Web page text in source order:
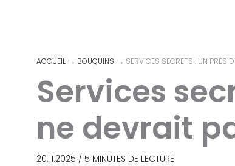
ACCUEIL BOUQUINS SERVICES SECRETS : UN
Services
ne devrait
20.11.2025 / 5 MINUTES DE LECTURE